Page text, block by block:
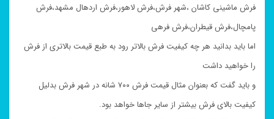
فرش ماشینی کاشان ،شهر فرش،فرش لاهور،فرش اردهال مشهد،فرش
پامچال،فرش قیطران،فرش فرهی
اما باید بدانید هر چه کیفیت فرش بالاتر رود به طبع قیمت بالاتری از فرش
را خواهید داشت
و باید گفت که بعنوان مثال قیمت فرش ۷۰۰ شانه در شهر فرش بدلیل
کیفیت بالای فرش بیشتر از سایر جاها خواهد بود.